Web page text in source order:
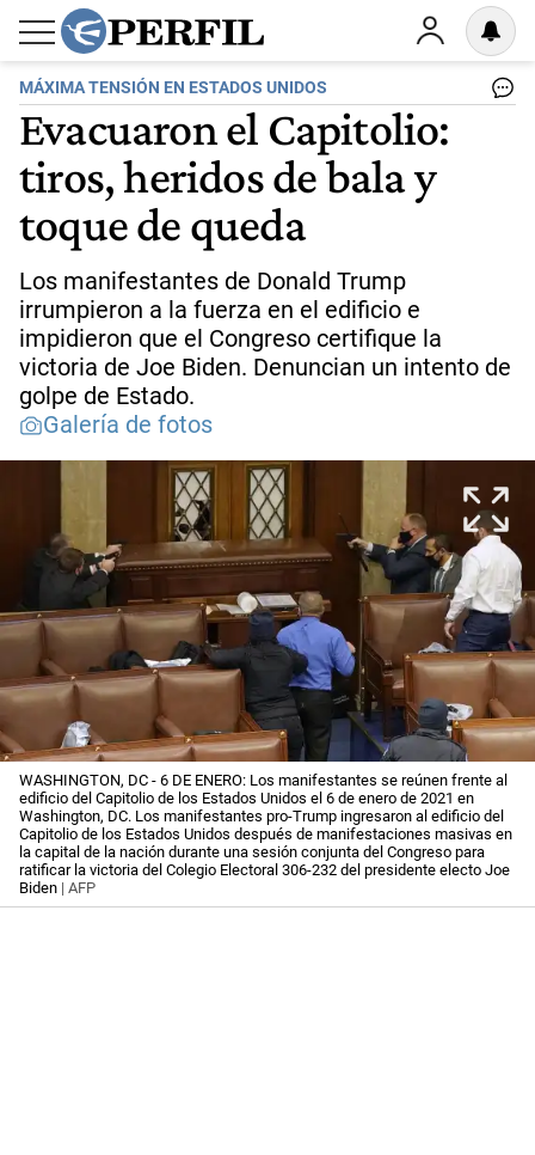
MÁXIMA TENSIÓN EN ESTADOS UNIDOS
Evacuaron el Capitolio:
tiros, heridos de bala y
toque de queda
Los manifestantes de Donald Trump
irrumpieron a la fuerza en el edificio e
impidieron que el Congreso certifique la
victoria de Joe Biden. Denuncian un intento de
golpe de Estado.
Galería de fotos
WASHINGTON, DC - 6 DE ENERO: Los manifestantes se reúnen frente al
edificio del Capitolio de los Estados Unidos el 6 de enero de 2021 en
Washington, DC. Los manifestantes pro-Trump ingresaron al edificio del
Capitolio de los Estados Unidos después de manifestaciones masivas en
la capital de la nación durante una sesión conjunta del Congreso para
ratificar la victoria del Colegio Electoral 306-232 del presidente electo Joe
Biden | AFP